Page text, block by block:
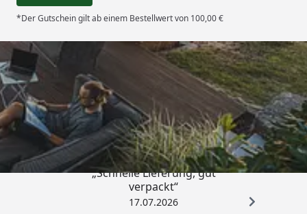
*Der Gutschein gilt ab einem Bestellwert von 100,00 €
Trusted Shops
4,65/ 5
„Schnelle Lieferung, gut
verpackt“
17.07.2026